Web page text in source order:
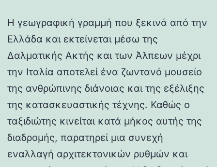
Η γεωγραφική γραμμή που ξεκινά από την
Ελλάδα και εκτείνεται μέσω της
Δαλματικής Ακτής και των Άλπεων μέχρι
την Ιταλία αποτελεί ένα ζωντανό μουσείο
της ανθρώπινης διάνοιας και της εξέλιξης
της κατασκευαστικής τέχνης. Καθώς ο
ταξιδιώτης κινείται κατά μήκος αυτής της
διαδρομής, παρατηρεί μια συνεχή
εναλλαγή αρχιτεκτονικών ρυθμών και